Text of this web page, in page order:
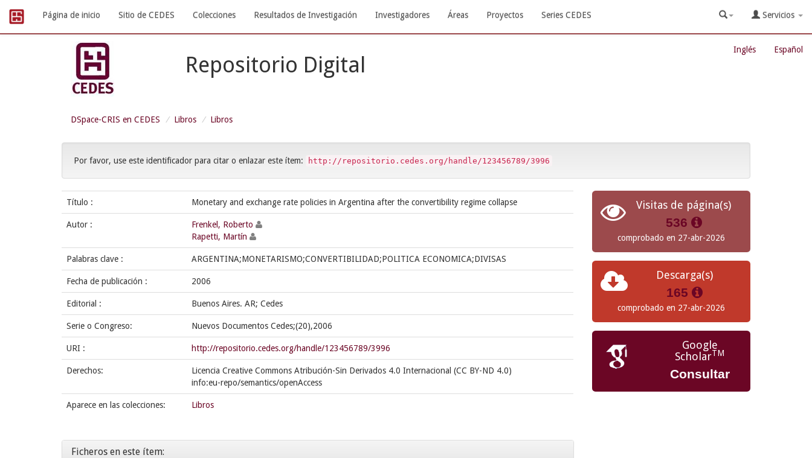
navigation
Página de inicio Sitio de CEDES Colecciones Resultados de Investigación Investigadores Áreas Proyectos Series CEDES Servicios
Inglés Español
Repositorio Digital
DSpace-CRIS en CEDES Libros Libros
Por favor, use este identificador para citar o enlazar este ítem: http://repositorio.cedes.org/handle/123456789/3996
Título : Monetary and exchange rate policies in Argentina after the convertibility regime collapse
Autor :
Frenkel, Roberto
Rapetti, Martín
Palabras clave : ARGENTINA;MONETARISMO;CONVERTIBILIDAD;POLITICA ECONOMICA;DIVISAS
Fecha de publicación : 2006
Editorial : Buenos Aires. AR; Cedes
Serie o Congreso: Nuevos Documentos Cedes;(20),2006
URI : http://repositorio.cedes.org/handle/123456789/3996
Derechos:
Licencia Creative Commons Atribución-Sin Derivados 4.0 Internacional (CC BY-ND 4.0)
info:eu-repo/semantics/openAccess
Aparece en las colecciones: Libros
Ficheros en este ítem:
Visitas de página(s)
536
comprobado en 27-abr-2026
Descarga(s)
165
comprobado en 27-abr-2026
Google
ScholarTM
Consultar